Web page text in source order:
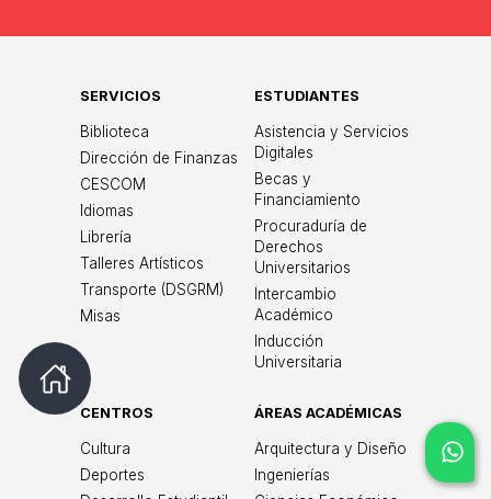
SERVICIOS
Biblioteca
Dirección de Finanzas
CESCOM
Idiomas
Librería
Talleres Artísticos
Transporte (DSGRM)
Misas
ESTUDIANTES
Asistencia y Servicios
Digitales
Becas y
Financiamiento
Procuraduría de
Derechos
Universitarios
Intercambio
Académico
Inducción
Universitaria
CENTROS
Cultura
Deportes
ÁREAS ACADÉMICAS
Arquitectura y Diseño
Ingenierías